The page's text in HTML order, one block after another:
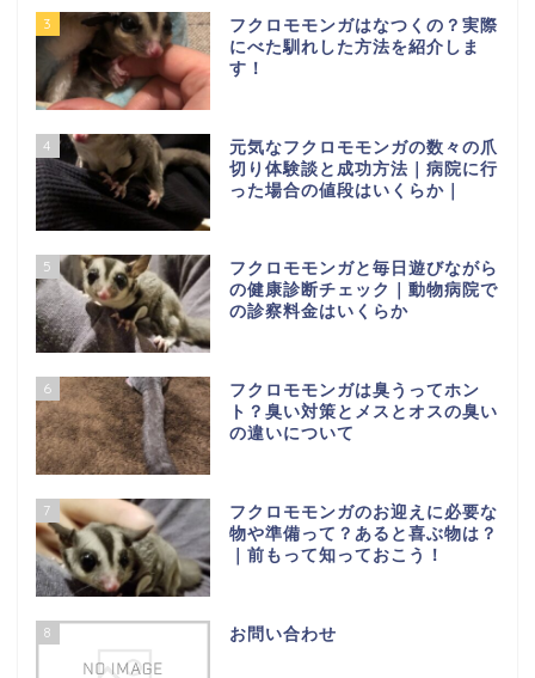
3
フクロモモンガはなつくの？実際
にべた馴れした方法を紹介しま
す！
4
元気なフクロモモンガの数々の爪
切り体験談と成功方法｜病院に行
った場合の値段はいくらか｜
5
フクロモモンガと毎日遊びながら
の健康診断チェック｜動物病院で
の診察料金はいくらか
6
フクロモモンガは臭うってホン
ト？臭い対策とメスとオスの臭い
の違いについて
7
フクロモモンガのお迎えに必要な
物や準備って？あると喜ぶ物は？
｜前もって知っておこう！
8 お問い合わせ